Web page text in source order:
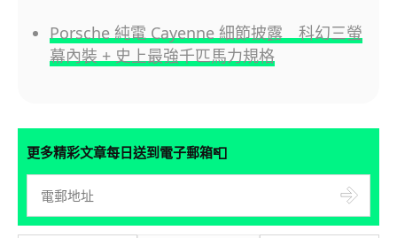
Porsche 純電 Cayenne 細節披露 科幻三螢
幕內裝 + 史上最強千匹馬力規格
更多精彩文章每日送到電子郵箱📮